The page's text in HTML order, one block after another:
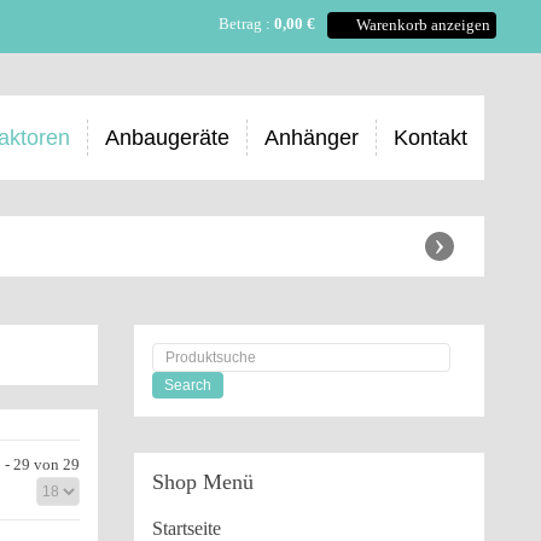
Betrag : 0,00 € Warenkorb anzeigen
Anbaugeräte Anhänger Kontakt
›
- 29 von 29
Shop Menü
Startseite